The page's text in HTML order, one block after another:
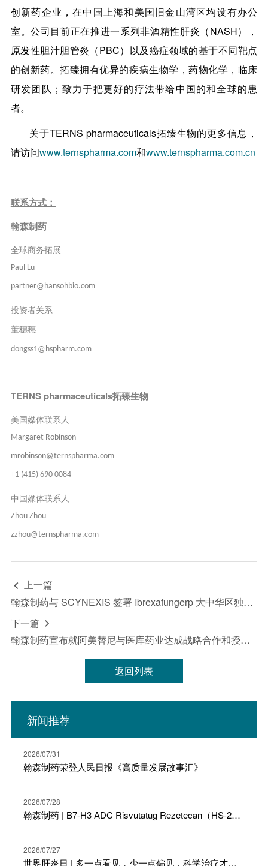
创新药企业，在中国上海和美国旧金山湾区均设有办公
室。公司目前正在推进一系列非酒精性肝炎（NASH），
原发性胆汁胆管炎（PBC）以及癌症领域的基于不同靶点
的创新药。拓臻拥有优异的疾病生物学，药物化学，临床
研发团队；致力于把更好的疗法带给中国的和全球的患
者。
关于TERNS pharmaceuticals拓臻生物的更多信息，
请访问www.ternspharma.com和www.ternspharma.com.cn
联系方式：
翰森制药
全球商务拓展
Paul Lu
partner@hansohbio.com
投资者关系
董穗穗
dongss1@hspharm.com
TERNS pharmaceuticals拓臻生物
美国媒体联系人
Margaret Robinson
mrobinson@ternspharma.com
+1 (415) 690 0084
中国媒体联系人
Zhou Zhou
zzhou@ternspharma.com
 上一篇
翰森制药与 SCYNEXIS 签署 Ibrexafungerp 大中华区独家许可协议
下一篇 
翰森制药宣布就阿美替尼与医库药业达成战略合作和授权协议
返回列表
新闻推荐
2026/07/31
翰森制药荣登人民日报《高质量发展故事汇》
2026/07/28
翰森制药 | B7-H3 ADC Risvutatug Rezetecan（HS-20093）骨肉瘤III期临床ARTEMIS-011达到IRC-PFS主要终点
2026/07/27
世界肝炎日 | 多一点看见，少一点偏见，科学治疗才是打败乙肝的最强答案